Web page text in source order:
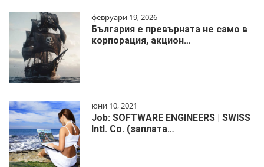
февруари 19, 2026
България е превърната не само в
корпорация, акцион…
юни 10, 2021
Job: SOFTWARE ENGINEERS | SWISS
Intl. Co. (заплата…